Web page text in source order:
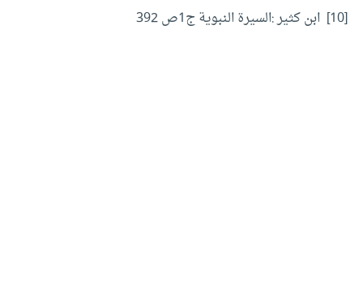
[10] ابن كثير :السيرة النبوية ج1ص 392